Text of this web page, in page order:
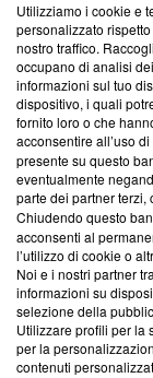
Questa sezione
News, sui nostri
creare news di
‘Trust Project -
ancora membro
parte; Trust
conformità agli
Su di noi
Team editoriale
Corporate
Redazione
Informativa
Utilizziamo i cookie e
personalizzato
nostro traffico.
occupano di analisi
informazioni sul tuo
dispositivo, i quali
fornito loro o che
acconsentire all’uso
presente su questo
eventualmente
parte dei partner
Chiudendo questo
acconsenti al
l’utilizzo di cookie o
Noi e i nostri partner
informazioni su
selezione della
Utilizzare profili per la
per la
contenuti